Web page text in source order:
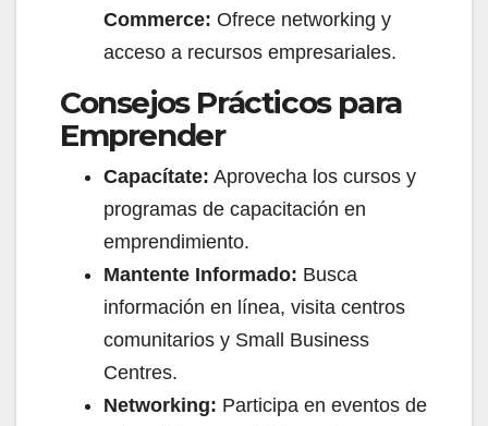
Commerce: Ofrece networking y
acceso a recursos empresariales.
Consejos Prácticos para
Emprender
Capacítate: Aprovecha los cursos y
programas de capacitación en
emprendimiento.
Mantente Informado: Busca
información en línea, visita centros
comunitarios y Small Business
Centres.
Networking: Participa en eventos de